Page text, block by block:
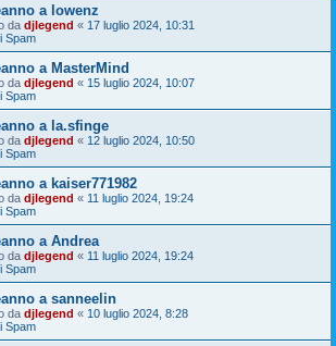
a lowenz
da djlegend « 17 luglio 2024, 10:31
Spam
a MasterMind
da djlegend « 15 luglio 2024, 10:07
Spam
a la.sfinge
da djlegend « 12 luglio 2024, 10:50
Spam
a kaiser771982
da djlegend « 11 luglio 2024, 19:24
Spam
a Andrea
da djlegend « 11 luglio 2024, 19:24
Spam
a sanneelin
da djlegend « 10 luglio 2024, 8:28
Spam